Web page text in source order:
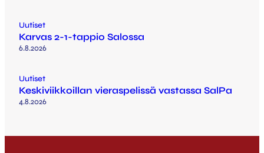
Uutiset
Karvas 2-1-tappio Salossa
6.8.2026
Uutiset
Keskiviikkoillan vieraspelissä vastassa SalPa
4.8.2026